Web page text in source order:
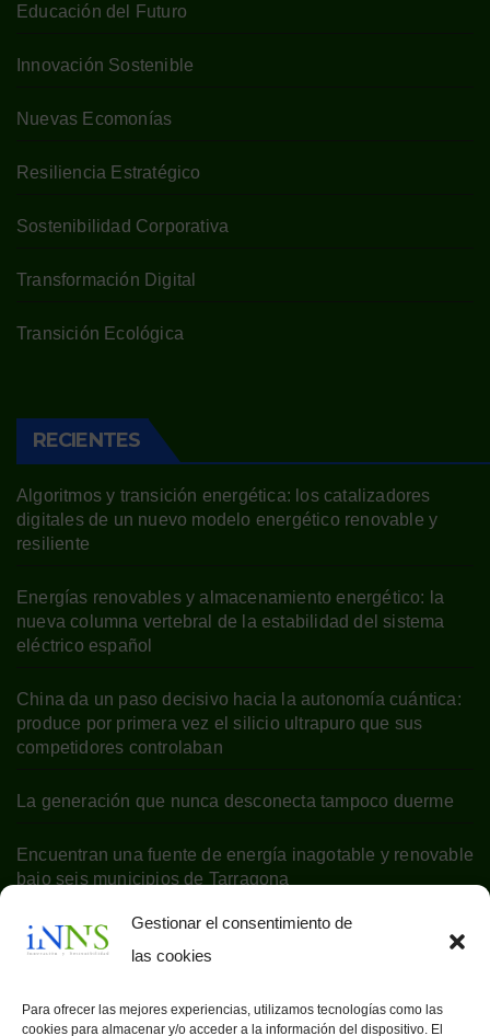
Gestionar el consentimiento de
las cookies
Para ofrecer las mejores experiencias, utilizamos tecnologías como las
cookies para almacenar y/o acceder a la información del dispositivo. El
Educación del Futuro
Innovación Sostenible
Nuevas Ecomonías
Resiliencia Estratégico
Sostenibilidad Corporativa
Transformación Digital
Transición Ecológica
RECIENTES
Algoritmos y transición energética: los catalizadores
digitales de un nuevo modelo energético renovable y
resiliente
Energías renovables y almacenamiento energético: la
nueva columna vertebral de la estabilidad del sistema
eléctrico español
China da un paso decisivo hacia la autonomía cuántica:
produce por primera vez el silicio ultrapuro que sus
competidores controlaban
La generación que nunca desconecta tampoco duerme
Encuentran una fuente de energía inagotable y renovable
bajo seis municipios de Tarragona